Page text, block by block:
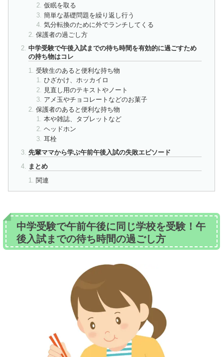
仮眠を取る
簡単な基礎問題を繰り返し行う
気分転換のために外でランチしてくる
保護者の過ごし方
中学受験で午後入試までの待ち時間を有効的に過ごすため
の持ち物はコレ
受験生のあると便利な持ち物
ひざかけ、ホッカイロ
見直し用のテキストやノート
アメ玉やチョコレートなどのお菓子
保護者のあると便利な持ち物
本や雑誌、タブレットなど
ヘッドホン
耳栓
先輩ママから学ぶ午前午後入試の失敗エピソード
まとめ
関連
中学受験で午前午後に同じ学校を受験！午
後入試までの待ち時間の過ごし方